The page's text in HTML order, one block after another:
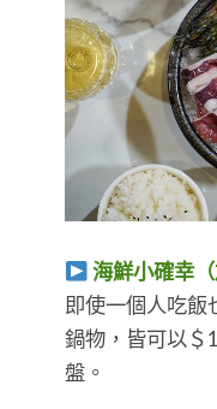
海鮮小確幸（
即使一個人吃飯
鍋物，皆可以＄
盤。